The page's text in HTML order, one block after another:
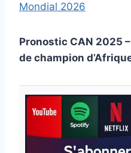
Mondial 2026
Pronostic CAN 2025
de champion